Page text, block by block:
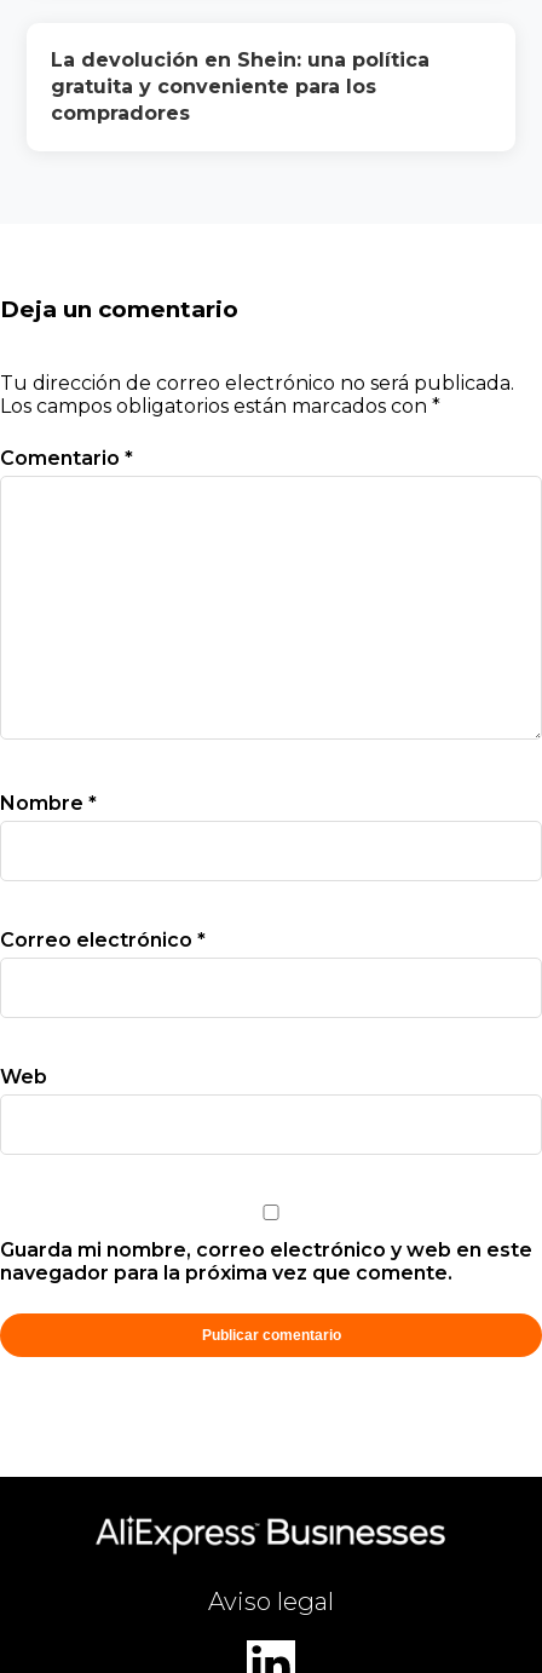
La devolución en Shein: una política
gratuita y conveniente para los
compradores
Deja un comentario
Tu dirección de correo electrónico no será publicada.
Los campos obligatorios están marcados con *
Comentario *
Nombre *
Correo electrónico *
Web
Guarda mi nombre, correo electrónico y web en este
navegador para la próxima vez que comente.
Aviso legal